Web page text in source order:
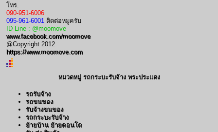
โทร.
090-951-6006
095-961-6001 ติดต่อหมูครับ
ID Line : @moomove
www.facebook.com/moomove
@Copyright 2012
https://www.moomove.com
หมวดหมู่ รถกระบะรับจ้าง พระประแดง
รถรับจ้าง
รถขนของ
รับจ้างขนของ
รถกระบะรับจ้าง
ย้ายบ้าน ย้ายคอนโด